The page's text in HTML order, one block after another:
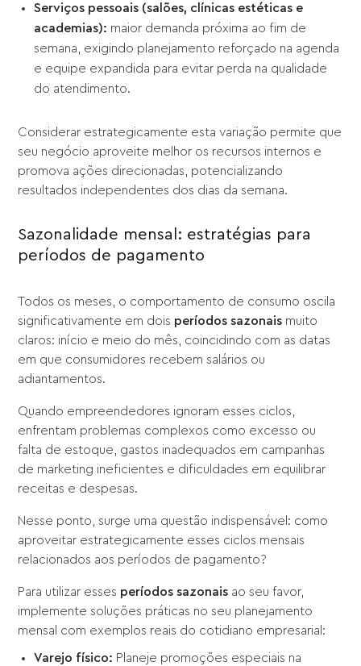
Serviços pessoais (salões, clínicas estéticas e
academias): maior demanda próxima ao fim de
semana, exigindo planejamento reforçado na agenda
e equipe expandida para evitar perda na qualidade
do atendimento.
Considerar estrategicamente esta variação permite que
seu negócio aproveite melhor os recursos internos e
promova ações direcionadas, potencializando
resultados independentes dos dias da semana.
Sazonalidade mensal: estratégias para
períodos de pagamento
Todos os meses, o comportamento de consumo oscila
significativamente em dois períodos sazonais muito
claros: início e meio do mês, coincidindo com as datas
em que consumidores recebem salários ou
adiantamentos.
Quando empreendedores ignoram esses ciclos,
enfrentam problemas complexos como excesso ou
falta de estoque, gastos inadequados em campanhas
de marketing ineficientes e dificuldades em equilibrar
receitas e despesas.
Nesse ponto, surge uma questão indispensável: como
aproveitar estrategicamente esses ciclos mensais
relacionados aos períodos de pagamento?
Para utilizar esses períodos sazonais ao seu favor,
implemente soluções práticas no seu planejamento
mensal com exemplos reais do cotidiano empresarial:
Varejo físico: Planeje promoções especiais na